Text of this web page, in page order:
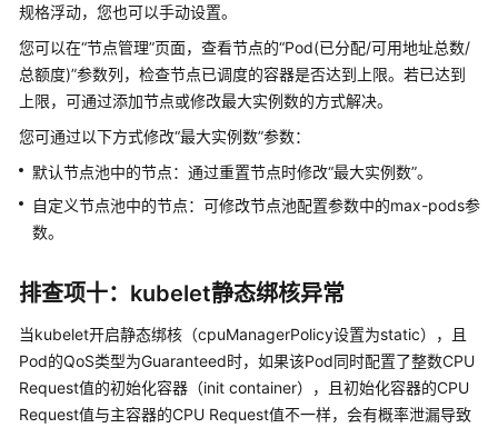
调
策
略
其
网
理
存
储
管
理
规格浮动，您也可以手动设置。
您可以在“节点管理”页面，查看节点的“Pod(已分配/可用地址总数/
总额度)”参数列，检查节点已调度的容器是否达到上限。若已达到
上限，可通过添加节点或修改最大实例数的方式解决。
您可通过以下方式修改“最大实例数”参数：
默认节点池中的节点：通过重置节点时修改“最大实例数”。
自定义节点池中的节点：可修改节点池配置参数中的max-pods参
数。
排查项十：kubelet静态绑核异常
当kubelet开启静态绑核（cpuManagerPolicy设置为static），且
Pod的QoS类型为Guaranteed时，如果该Pod同时配置了整数CPU
Request值的初始化容器（init container），且初始化容器的CPU
Request值与主容器的CPU Request值不一样，会有概率泄漏导致